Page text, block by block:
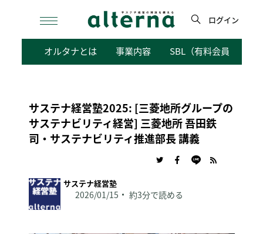
検
ログイン
オルタナとは 事業内容 SBL（有料会員向けサ
サステナ経営塾2025: [三菱地所グループの
サステナビリティ経営] 三菱地所 吾田鉄
司・サステナビリティ推進部長 講義
サステナ経営塾
2026/01/15 約3分で読める